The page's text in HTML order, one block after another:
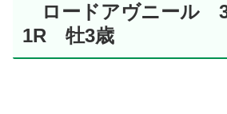
ロードアヴニール
1R 牡3歳